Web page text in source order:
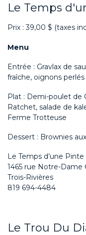
Le Temps
Prix : 39,00 $ (taxes
Menu
Entrée : Gravlax de
fraîche, oignons
Plat : Demi-poulet de
Ratchet, salade de
Ferme Trotteuse
Dessert : Brownies
Le Temps d’une Pinte
1465 rue Notre-Dame
Trois-Rivières
819 694-4484
Le Trou Du